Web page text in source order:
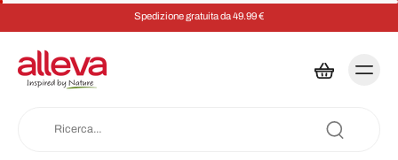
Spedizione gratuita da 49.99 €